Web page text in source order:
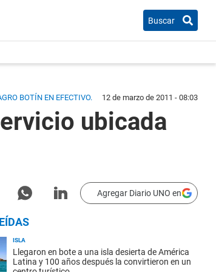
Buscar
BOTÍN EN EFECTIVO. 12 de marzo de 2011 - 08:03
ubicada
Agregar Diario UNO en
ISLA
Llegaron en bote a una isla desierta de América
Latina y 100 años después la convirtieron en un